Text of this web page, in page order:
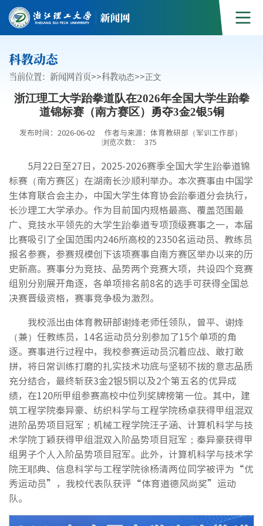
科教动态
当前位置： 新闻网首页>>科教动态>>正文
浙江理工大学跆拳道队在2026年全国大学生跆拳
道锦标赛（南方赛区）勇夺3金2银5铜
发布时间：2026-06-02
作者与来源：体育教研部（军训工作部）
浏览次数：
375
5月22日至27日，2025-2026赛季全国大学生跆拳道锦
标赛（南方赛区）在湖南长沙顺利举办。本次赛事由中国学
生体育联合会主办，中国大学生体育协会跆拳道分会执行，
长沙理工大学承办。作为目前国内规格最高、覆盖范围最
广、竞技水平领先的大学生跆拳道专项顶级赛事之一，本届
比赛吸引了全国范围内246所高校的2350名运动员、教练员
报名参赛，参赛规模创下该项赛事自南方赛区举办以来的历
史新高。赛事分为竞技、品势两个竞赛大项，共设四个竞赛
组别分别展开角逐，各单项排名前8名的选手可获得全国总
决赛晋级资格，赛事竞争极为激烈。
我校派出由体育教研部谢烽老师任领队，曾平、谢烽
（兼）任教练员，14名运动员分别参加了15个单项的角
逐。赛事进行过程中，我校参赛运动员沉着应战、敢打敢
拼，将日常训练打磨的扎实技术功底与坚韧不拔的意志品质
充分结合，最终斩获3金2银5铜以及2个第五名的优异成
绩，在120所甲组参赛高校中位列奖牌榜第一位。其中，建
筑工程学院秦异豪、纺织科学与工程学院杨卓获得甲组混双
进阶品势项目冠军；机械工程学院汪子涵、计算机科学与技
术学院丁颖获得甲组混双入阶品势项目冠军；秦异豪获得甲
组男子个人入阶品势项目冠军。此外，计算机科学与技术学
院王耶典、信息科学与工程学院徐杨清两位同学被评为“优
秀运动员”，我校代表队获评“体育道德风尚奖”运动
队。